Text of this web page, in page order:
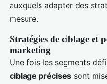
auxquels adapter des
mesure.
Stratégies de ciblage et
marketing
Une fois les segments
ciblage précises sont